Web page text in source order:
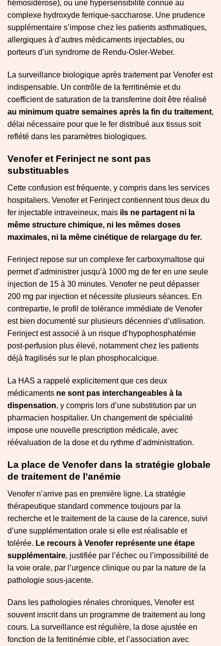
hémosidérose), ou une hypersensibilité connue au
complexe hydroxyde ferrique-saccharose. Une prudence
supplémentaire s’impose chez les patients asthmatiques,
allergiques à d’autres médicaments injectables, ou
porteurs d’un syndrome de Rendu-Osler-Weber.
La surveillance biologique après traitement par Venofer est
indispensable. Un contrôle de la ferritinémie et du
coefficient de saturation de la transferrine doit être réalisé
au minimum quatre semaines après la fin du traitement,
délai nécessaire pour que le fer distribué aux tissus soit
reflété dans les paramètres biologiques.
Venofer et Ferinject ne sont pas
substituables
Cette confusion est fréquente, y compris dans les services
hospitaliers. Venofer et Ferinject contiennent tous deux du
fer injectable intraveineux, mais ils ne partagent ni la
même structure chimique, ni les mêmes doses
maximales, ni la même cinétique de relargage du fer.
Ferinject repose sur un complexe fer carboxymaltose qui
permet d’administrer jusqu’à 1000 mg de fer en une seule
injection de 15 à 30 minutes. Venofer ne peut dépasser
200 mg par injection et nécessite plusieurs séances. En
contrepartie, le profil de tolérance immédiate de Venofer
est bien documenté sur plusieurs décennies d’utilisation.
Ferinject est associé à un risque d’hypophosphatémie
post-perfusion plus élevé, notamment chez les patients
déjà fragilisés sur le plan phosphocalcique.
La HAS a rappelé explicitement que ces deux
médicaments ne sont pas interchangeables à la
dispensation, y compris lors d’une substitution par un
pharmacien hospitalier. Un changement de spécialité
impose une nouvelle prescription médicale, avec
réévaluation de la dose et du rythme d’administration.
La place de Venofer dans la stratégie globale
de traitement de l’anémie
Venofer n’arrive pas en première ligne. La stratégie
thérapeutique standard commence toujours par la
recherche et le traitement de la cause de la carence, suivi
d’une supplémentation orale si elle est réalisable et
tolérée. Le recours à Venofer représente une étape
supplémentaire, justifiée par l’échec ou l’impossibilité de
la voie orale, par l’urgence clinique ou par la nature de la
pathologie sous-jacente.
Dans les pathologies rénales chroniques, Venofer est
souvent inscrit dans un programme de traitement au long
cours. La surveillance est régulière, la dose ajustée en
fonction de la ferritinémie cible, et l’association avec